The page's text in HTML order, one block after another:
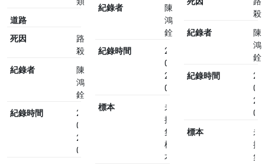
道路
死因
路
殺
紀錄者
陳
鴻
銓
紀錄時間
2024-
03-
23
09:23
紀錄者
陳
鴻
銓
紀錄時間
2024-
03-
23
09:48
標本
未
採
集
標
本
殺
紀錄者
陳
鴻
銓
紀錄時間
03-
23
標本
未
採
集